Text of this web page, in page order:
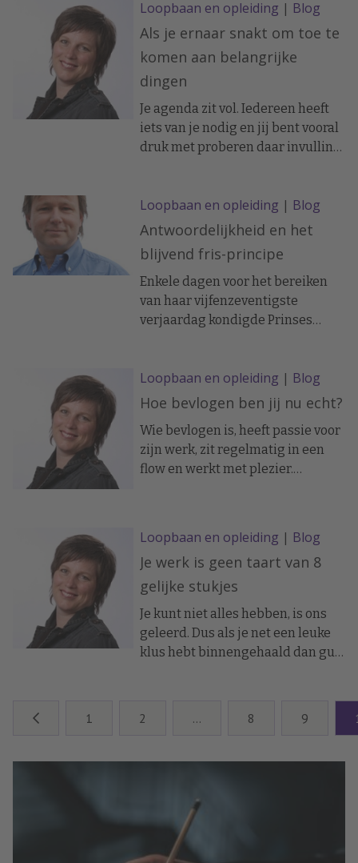
medewerkers uit hetgeen ze
geleerd hebben om te zetten in de
praktijk? Door dit heel nauw te
volgen en door allerlei acties uit
te zetten? Of laat je het aan
henzelf over?
Loopbaan en opleiding | Blog
Als je ernaar snakt om toe te
komen aan belangrijke
dingen
Je agenda zit vol. Iedereen heeft
iets van je nodig en jij bent vooral
druk met proberen daar invulling
nog leeft. Aan het einde van de
week ben je moe terwijl je je
afvraagt: ’Wat heb ik nu eigenlijk
gedaan deze week? Ben ik wel
bezig met de dingen die er echt
toe doen?’.
Loopbaan en opleiding | Blog
Antwoordelijkheid en het
blijvend fris-principe
Enkele dagen voor het bereiken
van haar vijfenzeventigste
verjaardag kondigde Prinses
reeds tien jaar de officiële
pensioengerechtigde leeftijd
voorbij was, kwam dit bericht voor
velen toch als een echte
verrassing. De grote golf van
waardering die sindsdien te
onderstreept dit.
Loopbaan en opleiding | Blog
Hoe bevlogen ben jij nu echt?
Wie bevlogen is, heeft passie voor
zijn werk, zit regelmatig in een
flow en werkt met plezier.
dat jij je hier als manager,
ondernemer of professional in
herkent.
Loopbaan en opleiding | Blog
Je werk is geen taart van 8
gelijke stukjes
Je kunt niet alles hebben, is ons
geleerd. Dus als je net een leuke
klus hebt binnengehaald dan gun
taken eerlijk. Want je wilt anderen
zijn er nu eenmaal niet.
1 2 … 8 9